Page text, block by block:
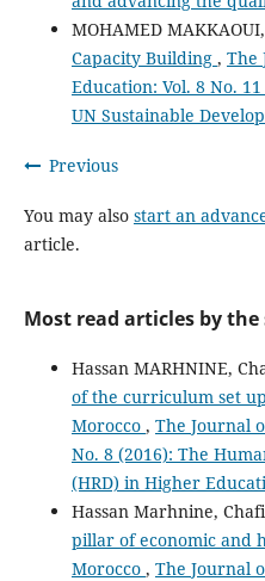
MOHAMED MAKKAOUI,
Capacity Building , The
Education: Vol. 8 No.
UN Sustainable
Previous
You may also start an
article.
Most read articles by
Hassan MARHNINE,
of the curriculum set
Morocco , The Journal
No. 8 (2016): The
(HRD) in Higher
Hassan Marhnine,
pillar of economic and
Morocco , The Journal